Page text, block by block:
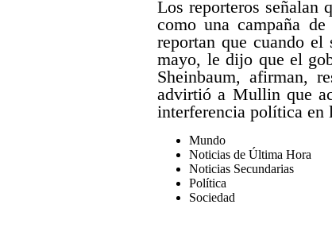
Los reporteros señalan
como una campaña
reportan que cuando
mayo, le dijo que el
Sheinbaum, afirman,
advirtió a Mullin que
interferencia política en
Mundo
Noticias de Última Hora
Noticias Secundarias
Política
Sociedad